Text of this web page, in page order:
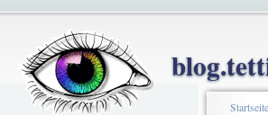
Startseite